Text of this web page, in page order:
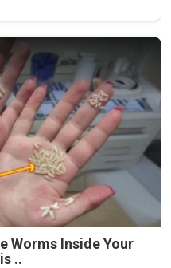
Worms Inside Your
..